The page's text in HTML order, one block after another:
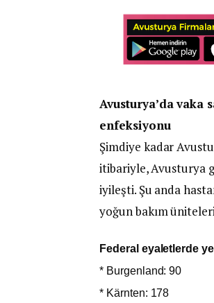
Avusturya’da vaka
enfeksiyonu
Şimdiye kadar
itibariyle, Avusturya
iyileşti. Şu anda
yoğun bakım
Federal eyaletlerde
* Burgenland: 90
* Kärnten: 178